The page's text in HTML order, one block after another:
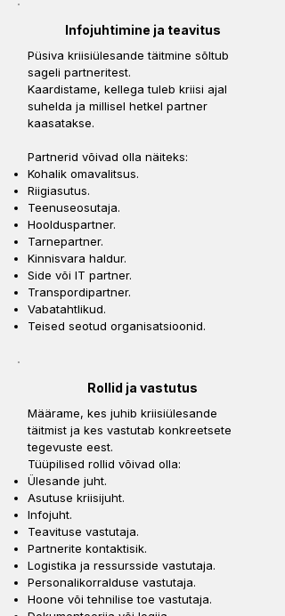
Infojuhtimine ja teavitus
Püsiva kriisiülesande täitmine sõltub
sageli partneritest.
Kaardistame, kellega tuleb kriisi ajal
suhelda ja millisel hetkel partner
kaasatakse.
Partnerid võivad olla näiteks:
Kohalik omavalitsus.
Riigiasutus.
Teenuseosutaja.
Hoolduspartner.
Tarnepartner.
Kinnisvara haldur.
Side või IT partner.
Transpordipartner.
Vabatahtlikud.
Teised seotud organisatsioonid.
Rollid ja vastutus
Määrame, kes juhib kriisiülesande
täitmist ja kes vastutab konkreetsete
tegevuste eest.
Tüüpilised rollid võivad olla:
Ülesande juht.
Asutuse kriisijuht.
Infojuht.
Teavituse vastutaja.
Partnerite kontaktisik.
Logistika ja ressursside vastutaja.
Personalikorralduse vastutaja.
Hoone või tehnilise toe vastutaja.